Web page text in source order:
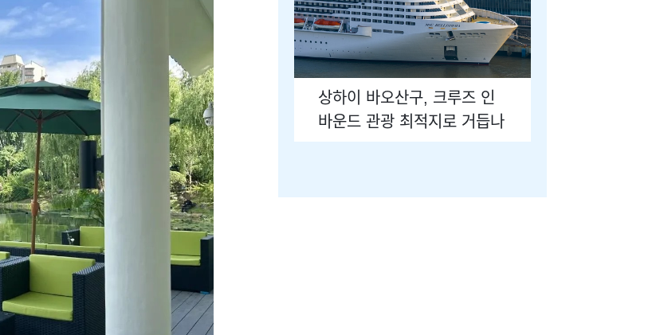
상하이 바오산구, 크루즈 인
바운드 관광 최적지로 거듭나